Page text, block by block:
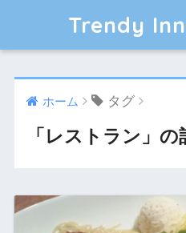
Trendy
ホーム タグ
「レストラン」の